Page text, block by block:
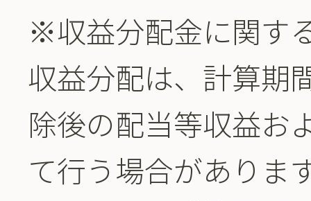
※収益分配金に関す
収益分配は、計算期
除後の配当等収益お
て行う場合がありま